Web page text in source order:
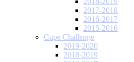
2017-2018
2016-2017
2015-2016
Cupe Challenge
2019-2020
2018-2019